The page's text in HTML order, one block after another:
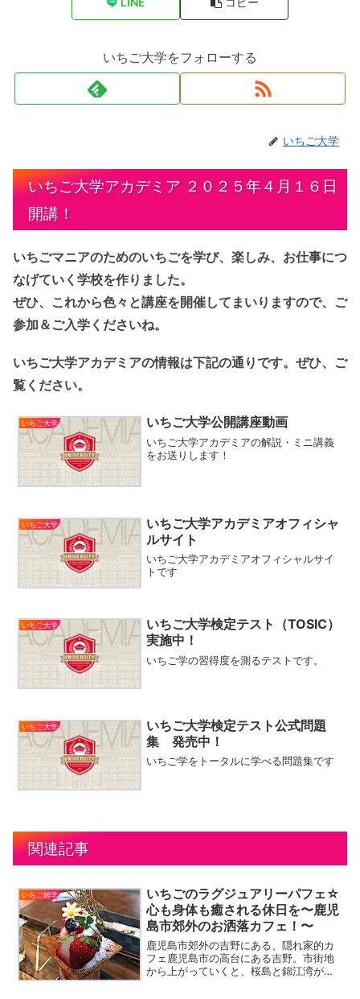
いちご大学をフォローする
いちご大学
いちご大学アカデミア ２０２５年４月１６日
開講！
いちごマニアのためのいちごを学び、楽しみ、お仕事につ
なげていく学校を作りました。
ぜひ、これから色々と講座を開催してまいりますので、ご
参加＆ご入学くださいね。
いちご大学アカデミアの情報は下記の通りです。ぜひ、ご
覧ください。
いちご大学 いちご大学公開講座動画
いちご大学アカデミアの解説・ミニ講義
をお送りします！
いちご大学
いちご大学アカデミアオフィシャ
ルサイト
いちご大学アカデミアオフィシャルサイ
トです
いちご大学
いちご大学検定テスト（TOSIC）
実施中！
いちご学の習得度を測るテストです。
いちご大学
いちご大学検定テスト公式問題
集 発売中！
いちご学をトータルに学べる問題集です
関連記事
いちご雑学
いちごのラグジュアリーパフェ☆
心も身体も癒される休日を〜鹿児
島市郊外のお洒落カフェ！〜
鹿児島市郊外の吉野にある、隠れ家的カ
フェ鹿児島市の高台にある吉野。市街地
から上がっていくと、桜島と錦江湾が綺